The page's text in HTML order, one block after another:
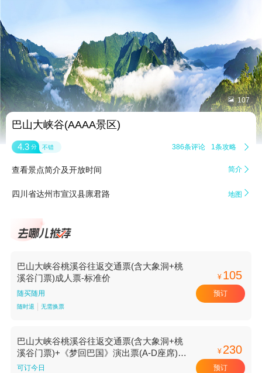
 107
巴山大峡谷(AAAA景区)
4.3 分 不错 386条评论 1条攻略 
查看景点简介及开放时间 简介 
四川省达州市宣汉县廪君路 地图 
巴山大峡谷桃溪谷往返交通票(含大象洞+桃
溪谷门票)成人票-标准价
随买随用
随时退 无需换票
¥ 105
预订
巴山大峡谷桃溪谷往返交通票(含大象洞+桃
溪谷门票)+《梦回巴国》演出票(A-D座席)成
人票-标准价
可订今日
¥ 230
预订